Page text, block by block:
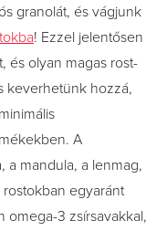
granolát, és vágjunk
! Ezzel jelentősen
és olyan magas rost-
keverhetünk hozzá,
A
a mandula, a lenmag,
egyaránt
omega-3 zsírsavakkal,